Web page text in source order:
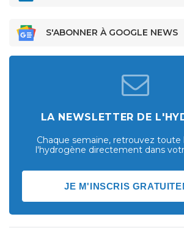
S'ABONNER À GOOGLE NEWS
LA NEWSLETTER DE
Chaque semaine, retrouvez toute
l'hydrogène directement dans
JE M'INSCRIS